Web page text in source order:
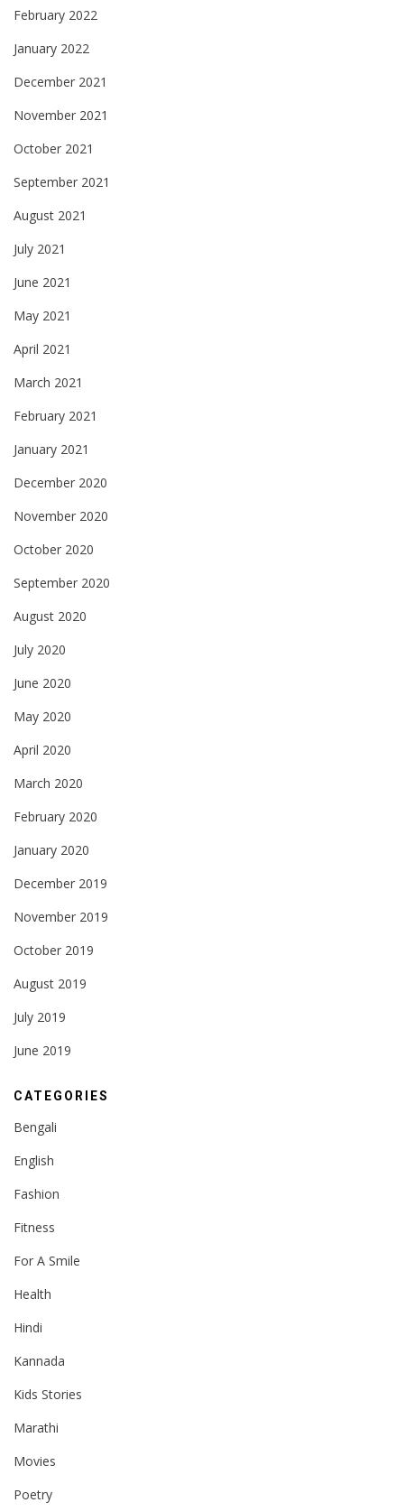
February 2022
January 2022
December 2021
November 2021
October 2021
September 2021
August 2021
July 2021
June 2021
May 2021
April 2021
March 2021
February 2021
January 2021
December 2020
November 2020
October 2020
September 2020
August 2020
July 2020
June 2020
May 2020
April 2020
March 2020
February 2020
January 2020
December 2019
November 2019
October 2019
August 2019
July 2019
June 2019
CATEGORIES
Bengali
English
Fashion
Fitness
For A Smile
Health
Hindi
Kannada
Kids Stories
Marathi
Movies
Poetry